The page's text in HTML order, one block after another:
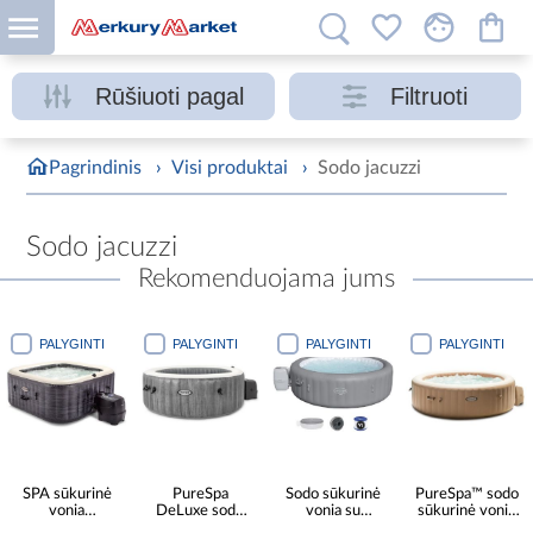
Rūšiuoti pagal Filtruoti
Pagrindinis › Visi produktai › Sodo jacuzzi
Sodo jacuzzi
Rekomenduojama jums
PALYGINTI
SPA sūkurinė
vonia
PALYGINTI
PureSpa
DeLuxe sodo
PALYGINTI
Sodo sūkurinė
vonia su
PALYGINTI
PureSpa™ sodo
sūkurinė vonia